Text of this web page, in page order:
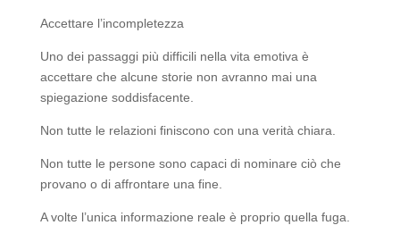
Accettare l’incompletezza
Uno dei passaggi più difficili nella vita emotiva è
accettare che alcune storie non avranno mai una
spiegazione soddisfacente.
Non tutte le relazioni finiscono con una verità chiara.
Non tutte le persone sono capaci di nominare ciò che
provano o di affrontare una fine.
A volte l’unica informazione reale è proprio quella fuga.